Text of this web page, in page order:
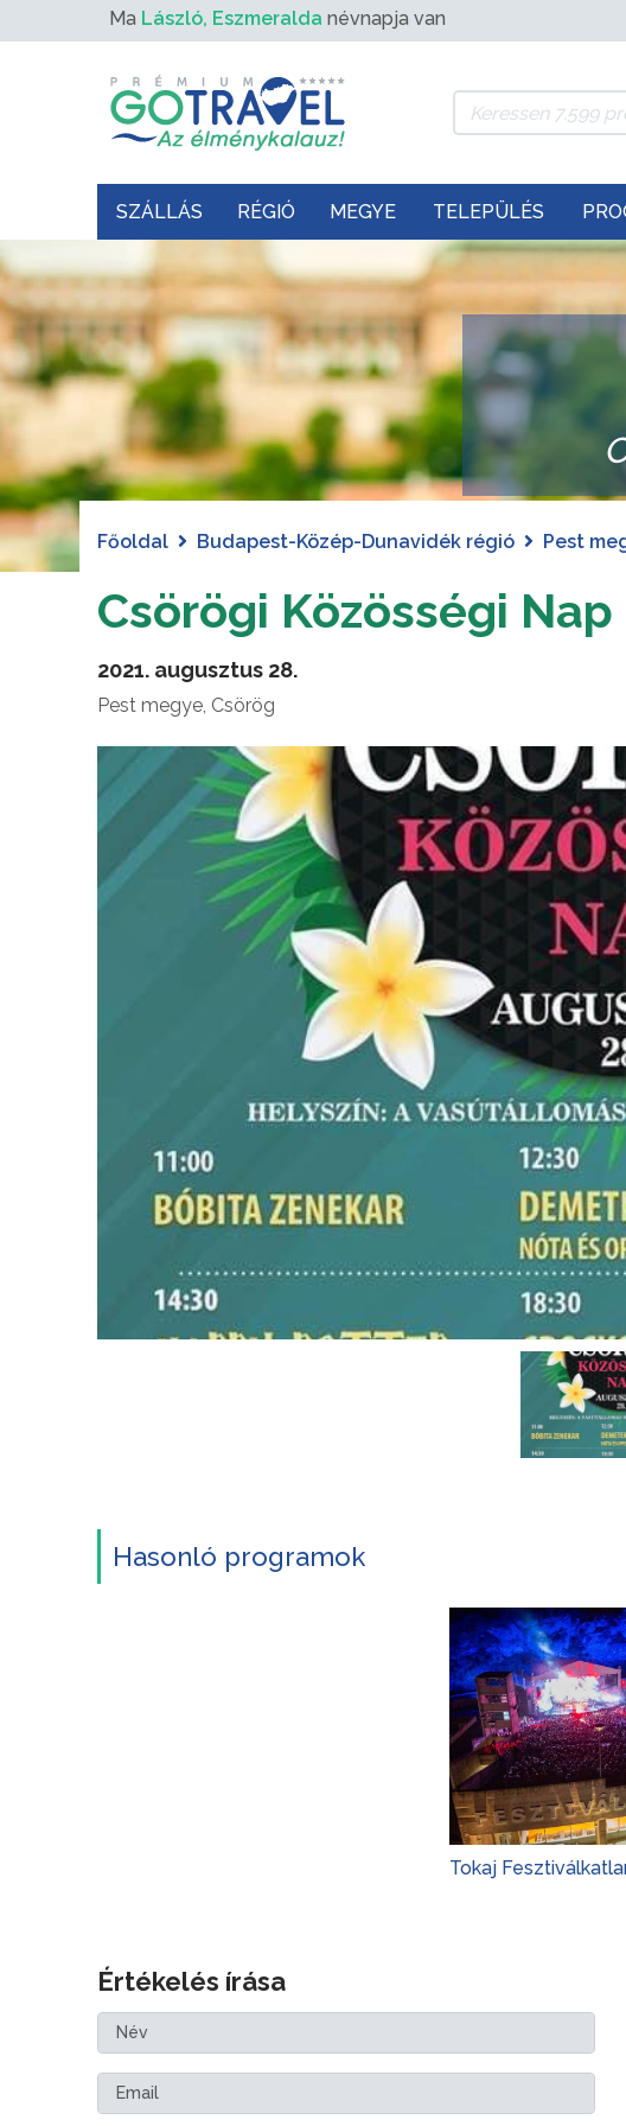
Ma László, Eszmeralda névnapja van
SZÁLLÁS RÉGIÓ MEGYE TELEPÜLÉS
Főoldal Budapest-Közép-Dunavidék régió Pest
Csörögi Közösségi Nap
2021. augusztus 28.
Pest megye, Csörög
Hasonló programok
Tokaj
Értékelés írása